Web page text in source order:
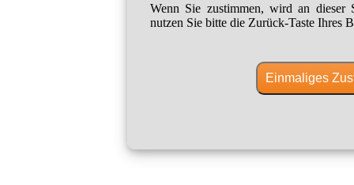
Wenn Sie zustimmen, wird an dieser
nutzen Sie bitte die Zurück-Taste Ihres
Einmaliges